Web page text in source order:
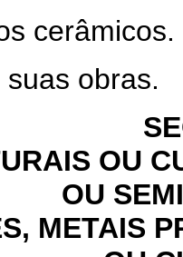
cerâmicos.
obras.
OU
OU
METAIS